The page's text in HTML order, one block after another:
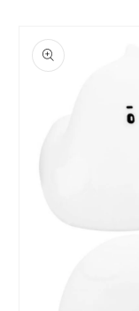
a la
información
del producto